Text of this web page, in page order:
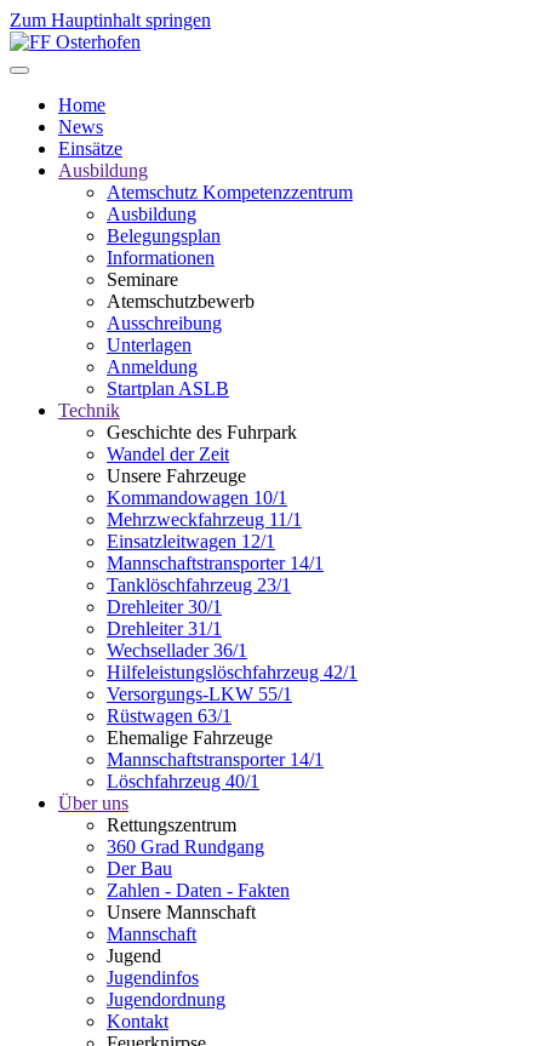
Zum Hauptinhalt springen
Home
News
Einsätze
Ausbildung
Atemschutz Kompetenzzentrum
Ausbildung
Belegungsplan
Informationen
Seminare
Atemschutzbewerb
Ausschreibung
Unterlagen
Anmeldung
Startplan ASLB
Technik
Geschichte des Fuhrpark
Wandel der Zeit
Unsere Fahrzeuge
Kommandowagen 10/1
Mehrzweckfahrzeug 11/1
Einsatzleitwagen 12/1
Mannschaftstransporter 14/1
Tanklöschfahrzeug 23/1
Drehleiter 30/1
Drehleiter 31/1
Wechsellader 36/1
Hilfeleistungslöschfahrzeug 42/1
Versorgungs-LKW 55/1
Rüstwagen 63/1
Ehemalige Fahrzeuge
Mannschaftstransporter 14/1
Löschfahrzeug 40/1
Über uns
Rettungszentrum
360 Grad Rundgang
Der Bau
Zahlen - Daten - Fakten
Unsere Mannschaft
Mannschaft
Jugend
Jugendinfos
Jugendordnung
Kontakt